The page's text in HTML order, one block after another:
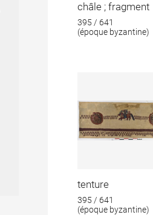
châle ; fragment
395 / 641
(époque byzantine)
tenture
395 / 641
(époque byzantine)